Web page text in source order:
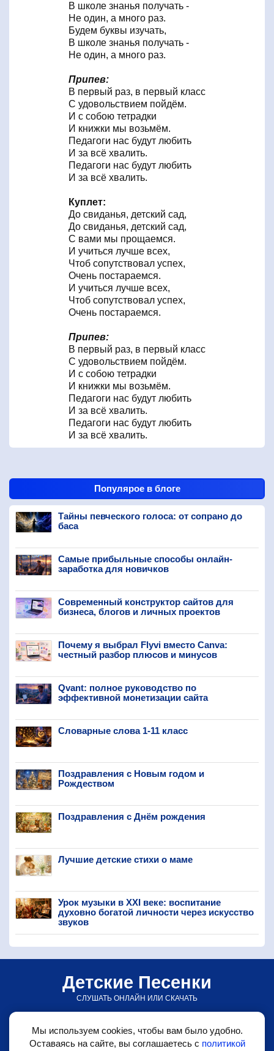
В школе знанья получать -
Не один, а много раз.
Будем буквы изучать,
В школе знанья получать -
Не один, а много раз.
Припев:
В первый раз, в первый класс
С удовольствием пойдём.
И с собою тетрадки
И книжки мы возьмём.
Педагоги нас будут любить
И за всё хвалить.
Педагоги нас будут любить
И за всё хвалить.
Куплет:
До свиданья, детский сад,
До свиданья, детский сад,
С вами мы прощаемся.
И учиться лучше всех,
Чтоб сопутствовал успех,
Очень постараемся.
И учиться лучше всех,
Чтоб сопутствовал успех,
Очень постараемся.
Припев:
В первый раз, в первый класс
С удовольствием пойдём.
И с собою тетрадки
И книжки мы возьмём.
Педагоги нас будут любить
И за всё хвалить.
Педагоги нас будут любить
И за всё хвалить.
Популярое в блоге
Тайны певческого голоса: от сопрано до
баса
Самые прибыльные способы онлайн-
заработка для новичков
Современный конструктор сайтов для
бизнеса, блогов и личных проектов
Почему я выбрал Flyvi вместо Canva:
честный разбор плюсов и минусов
Qvant: полное руководство по
эффективной монетизации сайта
Словарные слова 1-11 класс
Поздравления с Новым годом и
Рождеством
Поздравления с Днём рождения
Лучшие детские стихи о маме
Урок музыки в XXI веке: воспитание
духовно богатой личности через искусство
звуков
Детские Песенки
СЛУШАТЬ ОНЛАЙН ИЛИ СКАЧАТЬ
Детские песни
Мы используем cookies, чтобы вам было удобно.
Оставаясь на сайте, вы соглашаетесь с политикой